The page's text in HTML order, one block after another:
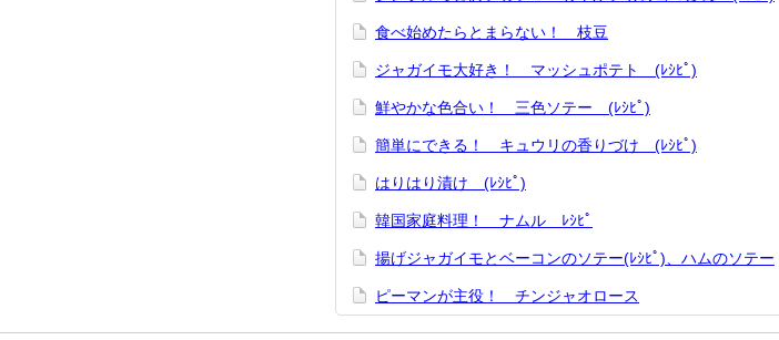
食べ始めたらとまらない！ 枝豆
ジャガイモ大好き！ マッシュポテト (ﾚｼﾋﾟ)
鮮やかな色合い！ 三色ソテー (ﾚｼﾋﾟ)
簡単にできる！ キュウリの香りづけ (ﾚｼﾋﾟ)
はりはり漬け (ﾚｼﾋﾟ)
韓国家庭料理！ ナムル ﾚｼﾋﾟ
揚げジャガイモとベーコンのソテー(ﾚｼﾋﾟ)、ハムのソテー
ピーマンが主役！ チンジャオロース